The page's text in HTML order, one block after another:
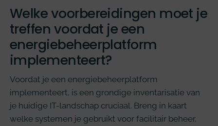
Welke voorbereidingen moet je
treffen voordat je een
energiebeheerplatform
implementeert?
Voordat je een energiebeheerplatform
implementeert, is een grondige inventarisatie van
je huidige IT-landschap cruciaal. Breng in kaart
welke systemen je gebruikt voor facilitair beheer,